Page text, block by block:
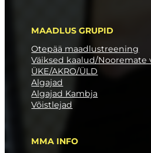
MAADLUS GRUPID
Otepää maadlustreening
Väiksed kaalud/
ÜKE/AKRO/ÜLD
Algajad
Algajad Kambja
Võistlejad
MMA INFO